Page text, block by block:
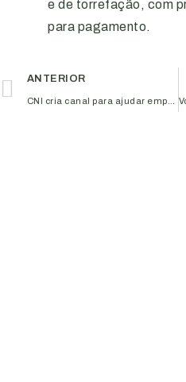
e de torrefação, com
para pagamento.
ANTERIOR